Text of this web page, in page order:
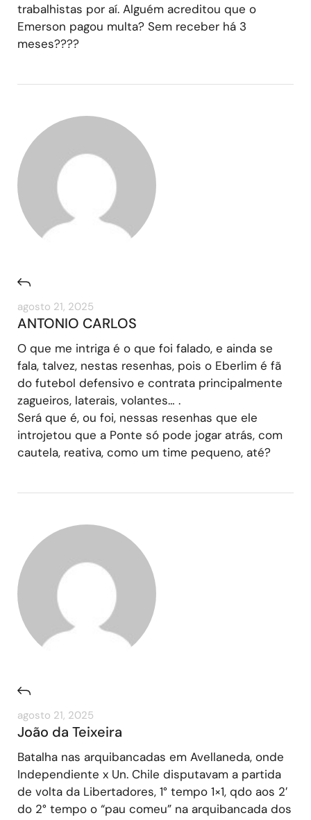
trabalhistas por aí. Alguém acreditou que o
Emerson pagou multa? Sem receber há 3
meses????
agosto 21, 2025
ANTONIO CARLOS
O que me intriga é o que foi falado, e ainda se
fala, talvez, nestas resenhas, pois o Eberlim é fã
do futebol defensivo e contrata principalmente
zagueiros, laterais, volantes… .
Será que é, ou foi, nessas resenhas que ele
introjetou que a Ponte só pode jogar atrás, com
cautela, reativa, como um time pequeno, até?
agosto 21, 2025
João da Teixeira
Batalha nas arquibancadas em Avellaneda, onde
Independiente x Un. Chile disputavam a partida
de volta da Libertadores, 1° tempo 1×1, qdo aos 2′
do 2° tempo o “pau comeu” na arquibancada dos